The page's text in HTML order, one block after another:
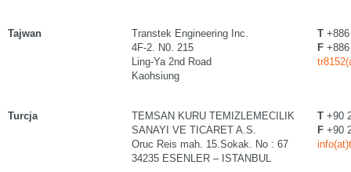
Tajwan
Transtek Engineering Inc.
4F-2. N0. 215
Ling-Ya 2nd Road
Kaohsiung
T
F
Turcja
TEMSAN KURU TEMIZLEMECILIK
SANAYI VE TICARET A.S.
Oruc Reis mah. 15.Sokak. No : 67
34235 ESENLER – ISTANBUL
T +90
F +90